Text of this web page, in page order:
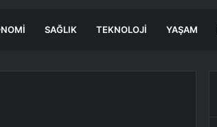
SAĞLIK TEKNOLOJI YAŞAM